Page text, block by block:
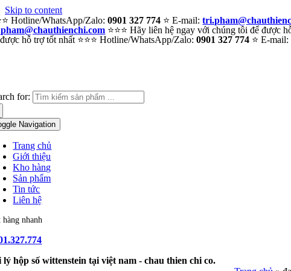
Skip to content
Hotline/WhatsApp/Zalo:0901 327 774 ⭐ E-mail:
⭐⭐⭐ Hãy liên hệ ngay với chúng tôi để được
hỗ trợ tốt nhất ⭐⭐⭐ Hotline/WhatsApp/Zalo:0901 327 774 ⭐ E-mail:
for:
Navigation
Trang chủ
Giới thiệu
Kho hàng
Sản phẩm
Tin tức
Liên hệ
hàng nhanh
lý hộp số wittenstein tại việt nam - chau thien chi co.